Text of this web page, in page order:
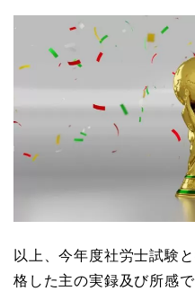
以上、今年度社労士試験
格した主の実録及び所感で